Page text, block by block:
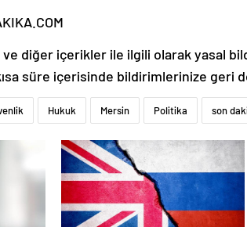
ve diğer içerikler ile ilgili olarak yasal
süre içerisinde bildirimlerinize geri
Hukuk Mersin Politika son